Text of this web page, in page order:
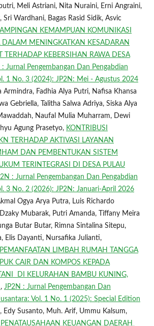
Meli Astriani, Nita Nuraini, Erni Angraini,
Sri Wardhani, Bagas Rasid Sidik, Asvic
KEMAMPUAN KOMUNIKASI
DALAM MENINGKATKAN KESADARAN
TERHADAP KEBERSIHAN RAWA DESA
: Jurnal Pengembangan Dan Pengabdian
1 No. 3 (2024): JP2N: Mei - Agustus 2024
Armindra, Fadhia Alya Putri, Nafisa Khansa
Gebriella, Talitha Salwa Adriya, Siska Alya
Naufal Mulia Muharram, Dewi
Agung Prasetyo, KONTRIBUSI
TERHADAP AKTIVASI LAYANAN
DAN PEMBENTUKAN SISTEM
TERINTEGRASI DI DESA PULAU
: Jurnal Pengembangan Dan Pengabdian
3 No. 2 (2026): JP2N: Januari-April 2026
Ogya Arya Putra, Luis Richardo
Mubarak, Putri Amanda, Tiffany Meira
Butar Butar, Rimna Sintalina Sitepu,
Elis Dayanti, Nursafika Julianti,
LIMBAH RUMAH TANGGA
CAIR DAN KOMPOS KEPADA
DI KELURAHAN BAMBU KUNING,
, JP2N : Jurnal Pengembangan Dan
Vol. 1 No. 1 (2025): Special Edition
Edy Susanto, Muh. Arif, Ummu Kalsum,
KEUANGAN DAERAH